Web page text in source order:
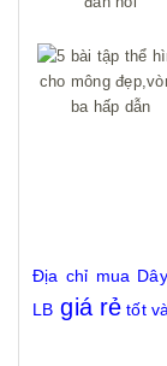
Địa chỉ mua
LB giá rẻ tốt